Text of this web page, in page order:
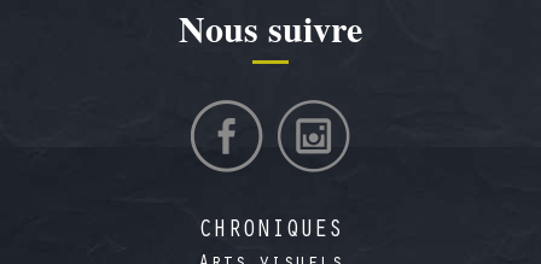
Nous suivre
CHRONIQUES